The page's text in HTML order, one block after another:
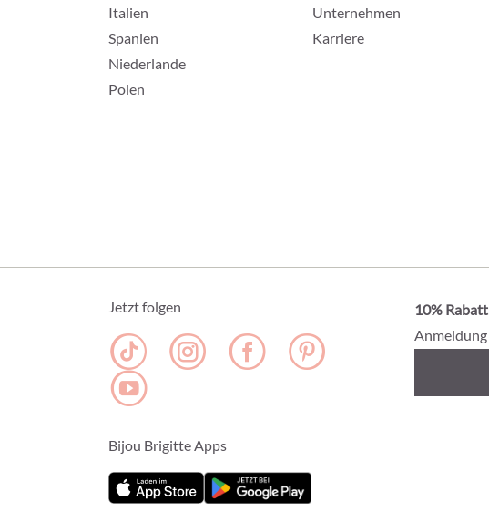
Italien
Spanien
Niederlande
Polen
Unternehmen
Karriere
Jetzt folgen
Bijou Brigitte Apps
10% Rabatt
Anmeldung